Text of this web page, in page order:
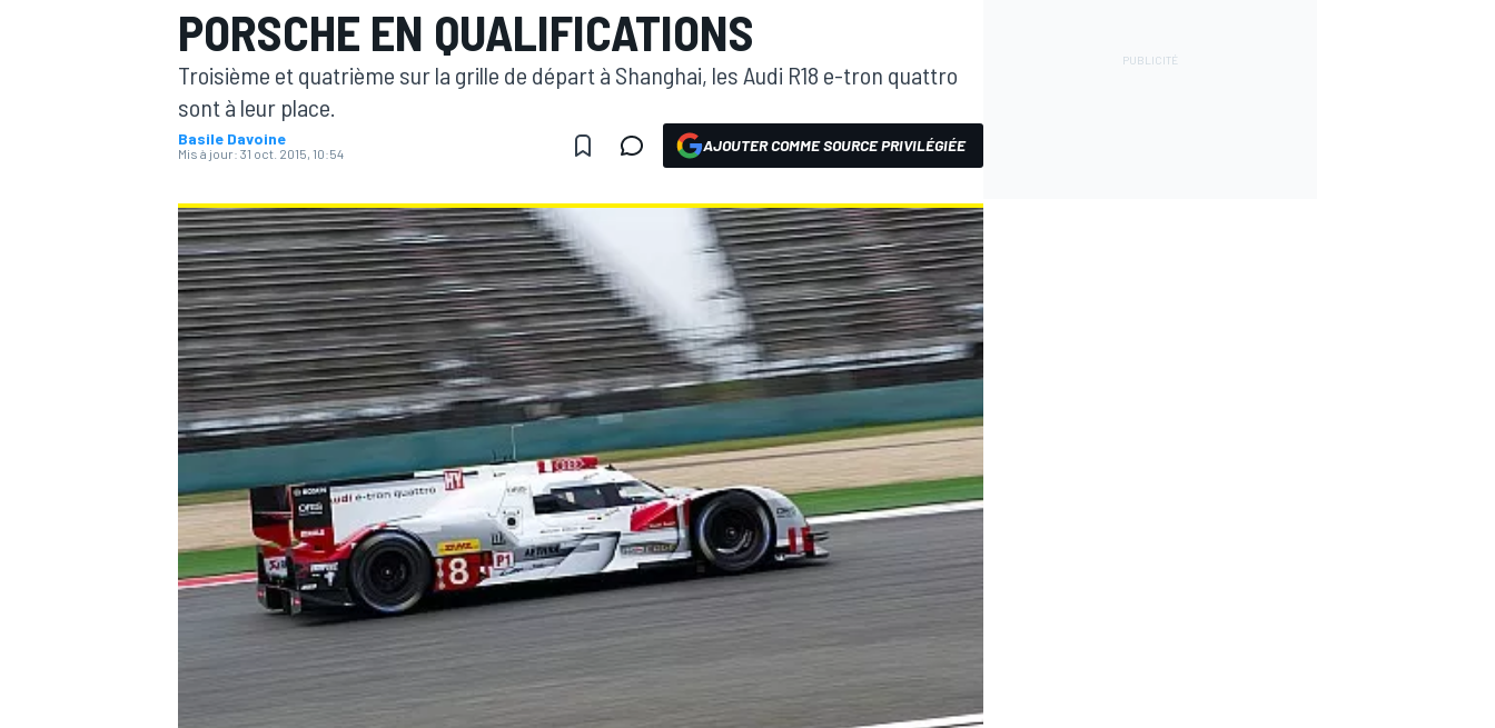
WRC
PORSCHE EN QUALIFICATIONS
Troisième et quatrième sur la grille de départ à Shanghai, les Audi R18 e-tron quattro
sont à leur place.
Basile Davoine
Mis à jour: 31 oct. 2015, 10:54 AJOUTER COMME SOURCE PRIVILÉGIÉE